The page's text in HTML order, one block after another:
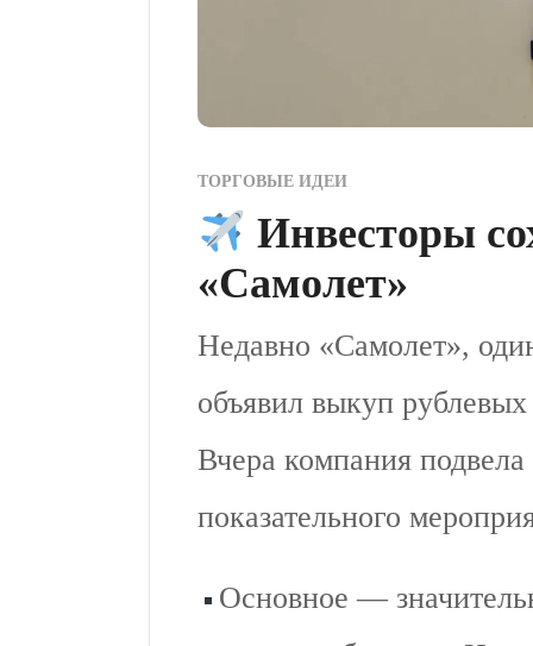
ТОРГОВЫЕ ИДЕИ
Инвесторы
«Самолет»
Недавно «Самолет»,
объявил выкуп
Вчера компания
показательного
Основное —